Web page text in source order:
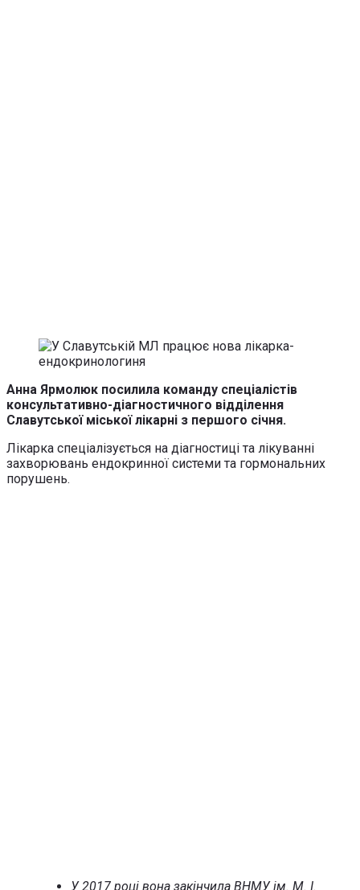
Анна Ярмолюк посилила команду спеціалістів
консультативно-діагностичного відділення
Славутської міської лікарні з першого січня.
Лікарка спеціалізується на діагностиці та лікуванні
захворювань ендокринної системи та гормональних
порушень.
У 2017 році вона закінчила ВНМУ ім. М. І.